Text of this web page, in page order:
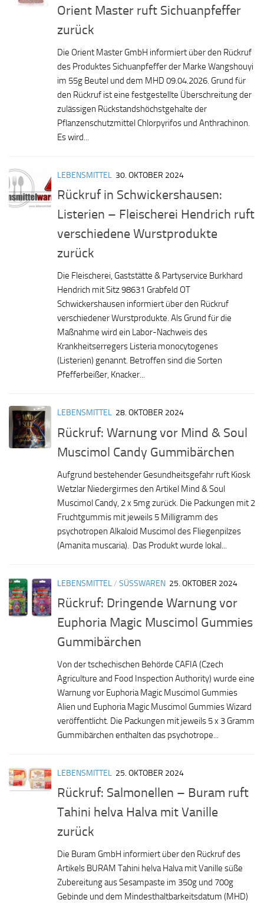
Orient Master ruft Sichuanpfeffer
zurück
Die Orient Master GmbH informiert über den Rückruf
des Produktes Sichuanpfeffer der Marke Wangshouyi
im 55g Beutel und dem MHD 09.04.2026. Grund für
den Rückruf ist eine festgestellte Überschreitung der
zulässigen Rückstandshöchstgehalte der
Pflanzenschutzmittel Chlorpyrifos und Anthrachinon.
Es wird...
LEBENSMITTEL 30. OKTOBER 2024
Rückruf in Schwickershausen:
Listerien – Fleischerei Hendrich ruft
verschiedene Wurstprodukte
zurück
Die Fleischerei, Gaststätte & Partyservice Burkhard
Hendrich mit Sitz 98631 Grabfeld OT
Schwickershausen informiert über den Rückruf
verschiedener Wurstprodukte. Als Grund für die
Maßnahme wird ein Labor-Nachweis des
Krankheitserregers Listeria monocytogenes
(Listerien) genannt. Betroffen sind die Sorten
Pfefferbeißer, Knacker...
LEBENSMITTEL 28. OKTOBER 2024
Rückruf: Warnung vor Mind & Soul
Muscimol Candy Gummibärchen
Aufgrund bestehender Gesundheitsgefahr ruft Kiosk
Wetzlar Niedergirmes den Artikel Mind & Soul
Muscimol Candy, 2 x 5mg zurück. Die Packungen mit 2
Fruchtgummis mit jeweils 5 Milligramm des
psychotropen Alkaloid Muscimol des Fliegenpilzes
(Amanita muscaria). Das Produkt wurde lokal...
LEBENSMITTEL/ SÜSSWAREN 25. OKTOBER 2024
Rückruf: Dringende Warnung vor
Euphoria Magic Muscimol Gummies
Gummibärchen
Von der tschechischen Behörde CAFIA (Czech
Agriculture and Food Inspection Authority) wurde eine
Warnung vor Euphoria Magic Muscimol Gummies
Alien und Euphoria Magic Muscimol Gummies Wizard
veröffentlicht. Die Packungen mit jeweils 5 x 3 Gramm
Gummibärchen enthalten das psychotrope...
LEBENSMITTEL 25. OKTOBER 2024
Rückruf: Salmonellen – Buram ruft
Tahini helva Halva mit Vanille
zurück
Die Buram GmbH informiert über den Rückruf des
Artikels BURAM Tahini helva Halva mit Vanille süße
Zubereitung aus Sesampaste im 350g und 700g
Gebinde und dem Mindesthaltbarkeitsdatum (MHD)